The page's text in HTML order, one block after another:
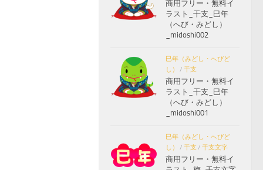
商用フリー・無料イ
ラスト_干支_巳年
（へび・みどし）
_midoshi002
巳年（みどし・へびど
し）
/ 干支
商用フリー・無料イ
ラスト_干支_巳年
（へび・みどし）
_midoshi001
巳年（みどし・へびど
し）
/ 干支 / 干支文字
商用フリー・無料イ